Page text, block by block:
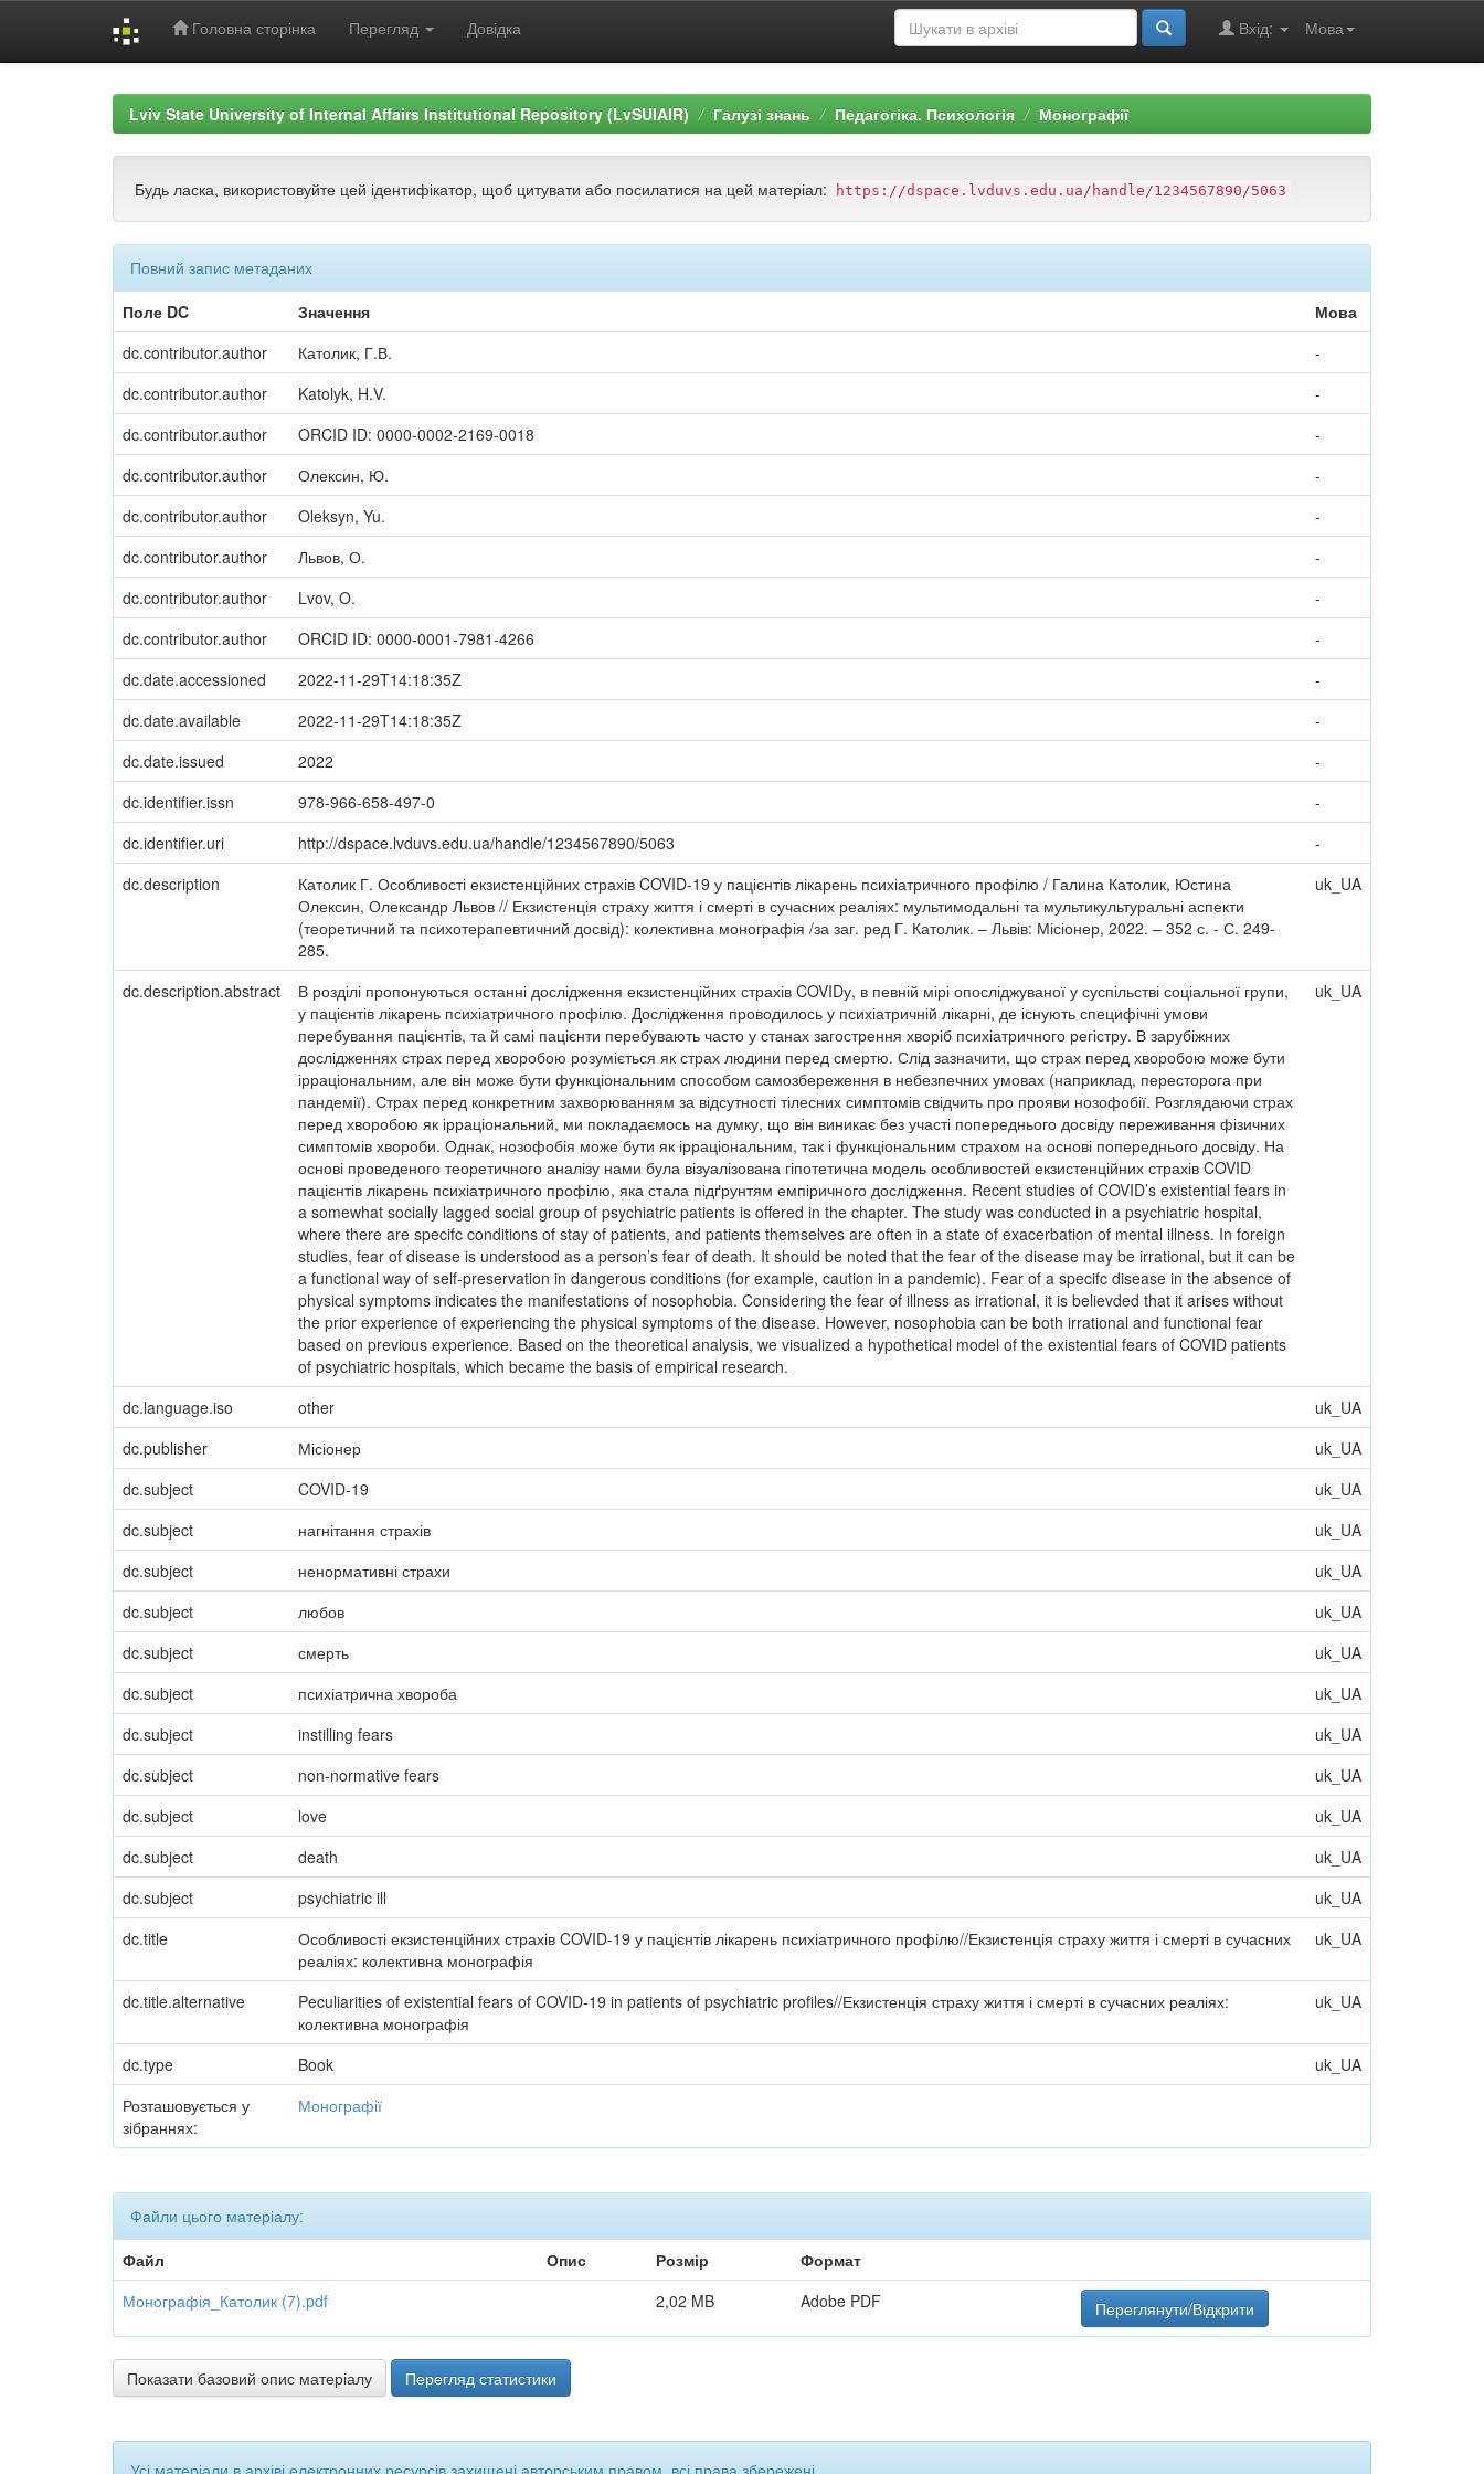
Головна сторінка Перегляд Довідка Мова
Вхід:
Lviv State University of Internal Affairs Institutional Repository (LvSUIAIR) Галузі знань Педагогіка. Психологія Монографії
Будь ласка, використовуйте цей ідентифікатор, щоб цитувати або посилатися на цей матеріал: https://dspace.lvduvs.edu.ua/handle/1234567890/5063
Повний запис метаданих
Поле DC
Значення
Мова
dc.contributor.author
Католик, Г.В.
-
dc.contributor.author
Katolyk, H.V.
-
dc.contributor.author
ORCID ID: 0000-0002-2169-0018
-
dc.contributor.author
Олексин, Ю.
-
dc.contributor.author
Oleksyn, Yu.
-
dc.contributor.author
Львов, О.
-
dc.contributor.author
Lvov, O.
-
dc.contributor.author
ORCID ID: 0000-0001-7981-4266
-
dc.date.accessioned
2022-11-29T14:18:35Z
-
dc.date.available
2022-11-29T14:18:35Z
-
dc.date.issued
2022
-
dc.identifier.issn
978-966-658-497-0
-
dc.identifier.uri
http://dspace.lvduvs.edu.ua/handle/1234567890/5063
-
dc.description
Католик Г. Особливості екзистенційних страхів COVID-19 у пацієнтів лікарень психіатричного профілю / Галина Католик, Юстина
Олексин, Олександр Львов // Екзистенція страху життя і смерті в сучасних реаліях: мультимодальні та мультикультуральні аспекти
(теоретичний та психотерапевтичний досвід): колективна монографія /за заг. ред Г. Католик. – Львів: Місіонер, 2022. – 352 с. - С. 249-
285.
uk_UA
dc.description.abstract
В розділі пропонуються останні дослідження екзистенційних страхів COVIDу, в певній мірі опосліджуваної у суспільстві соціальної групи,
у пацієнтів лікарень психіатричного профілю. Дослідження проводилось у психіатричній лікарні, де існують специфічні умови
перебування пацієнтів, та й самі пацієнти перебувають часто у станах загострення хворіб психіатричного регістру. В зарубіжних
дослідженнях страх перед хворобою розуміється як страх людини перед смертю. Слід зазначити, що страх перед хворобою може бути
ірраціональним, але він може бути функціональним способом самозбереження в небезпечних умовах (наприклад, пересторога при
пандемії). Страх перед конкретним захворюванням за відсутності тілесних симптомів свідчить про прояви нозофобії. Розглядаючи страх
перед хворобою як ірраціональний, ми покладаємось на думку, що він виникає без участі попереднього досвіду переживання фізичних
симптомів хвороби. Однак, нозофобія може бути як ірраціональним, так і функціональним страхом на основі попереднього досвіду. На
основі проведеного теоретичного аналізу нами була візуалізована гіпотетична модель особливостей екзистенційних страхів COVID
пацієнтів лікарень психіатричного профілю, яка стала підґрунтям емпіричного дослідження. Recent studies of COVID’s existential fears in
a somewhat socially lagged social group of psychiatric patients is oﬀered in the chapter. The study was conducted in a psychiatric hospital,
where there are specifc conditions of stay of patients, and patients themselves are often in a state of exacerbation of mental illness. In foreign
studies, fear of disease is understood as a person’s fear of death. It should be noted that the fear of the disease may be irrational, but it can be
a functional way of self-preservation in dangerous conditions (for example, caution in a pandemic). Fear of a specifc disease in the absence of
physical symptoms indicates the manifestations of nosophobia. Considering the fear of illness as irrational, it is believded that it arises without
the prior experience of experiencing the physical symptoms of the disease. However, nosophobia can be both irrational and functional fear
based on previous experience. Based on the theoretical analysis, we visualized a hypothetical model of the existential fears of COVID patients
of psychiatric hospitals, which became the basis of empirical research.
uk_UA
dc.language.iso other
uk_UA
dc.publisher
Місіонер
uk_UA
dc.subject
COVID-19
uk_UA
dc.subject
нагнітання страхів
uk_UA
dc.subject
ненормативні страхи
uk_UA
dc.subject
любов
uk_UA
dc.subject
смерть
uk_UA
dc.subject
психіатрична хвороба
uk_UA
dc.subject
instilling fears
uk_UA
dc.subject
non-normative fears
uk_UA
dc.subject
love
uk_UA
dc.subject
death
uk_UA
dc.subject
psychiatric ill
uk_UA
dc.title
Особливості екзистенційних страхів COVID-19 у пацієнтів лікарень психіатричного профілю//Екзистенція страху життя і смерті в сучасних
реаліях: колективна монографія
uk_UA
dc.title.alternative
Peculiarities of existential fears of COVID-19 in patients of psychiatric profiles//Екзистенція страху життя і смерті в сучасних реаліях:
колективна монографія
uk_UA
dc.type Book
uk_UA
Розташовується у
зібраннях:
Монографії
Файли цього матеріалу:
Файл
Опис Розмір
Формат
Монографія_Католик (7).pdf
2,02 MB Adobe PDF Переглянути/Відкрити
Показати базовий опис матеріалу Перегляд статистики
Усі матеріали в архіві електронних ресурсів захищені авторським правом, всі права збережені.